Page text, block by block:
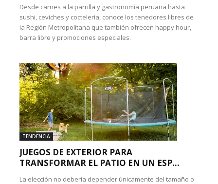
Desde carnes a la parrilla y gastronomía peruana hasta
sushi, ceviches y coctelería, conoce los tenedores libres de
la Región Metropolitana que también ofrecen happy hour,
barra libre y promociones especiales.
TENDENCIA
JUEGOS DE EXTERIOR PARA
TRANSFORMAR EL PATIO EN UN ESP...
La elección no debería depender únicamente del tamaño o